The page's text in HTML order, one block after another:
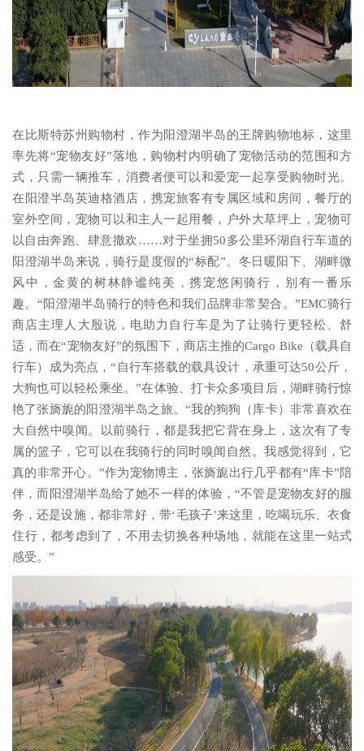
在比斯特苏州购物村，作为阳澄湖半岛的王牌购物地标，这里
率先将“宠物友好”落地，购物村内明确了宠物活动的范围和方
式，只需一辆推车，消费者便可以和爱宠一起享受购物时光。
在阳澄半岛英迪格酒店，携宠旅客有专属区域和房间，餐厅的
室外空间，宠物可以和主人一起用餐，户外大草坪上，宠物可
以自由奔跑、肆意撒欢……对于坐拥50多公里环湖自行车道的
阳澄湖半岛来说，骑行是度假的“标配”。冬日暖阳下、湖畔微
风中，金黄的树林静谧纯美，携宠悠闲骑行，别有一番乐
趣。“阳澄湖半岛骑行的特色和我们品牌非常契合。”EMC骑行
商店主理人大殷说，电助力自行车是为了让骑行更轻松、舒
适，而在“宠物友好”的氛围下，商店主推的Cargo Bike（载具自
行车）成为亮点，“自行车搭载的载具设计，承重可达50公斤，
大狗也可以轻松乘坐。”在体验、打卡众多项目后，湖畔骑行惊
艳了张旖旎的阳澄湖半岛之旅。“我的狗狗（库卡）非常喜欢在
大自然中嗅闻。以前骑行，都是我把它背在身上，这次有了专
属的篮子，它可以在我骑行的同时嗅闻自然。我感觉得到，它
真的非常开心。”作为宠物博主，张旖旎出行几乎都有“库卡”陪
伴，而阳澄湖半岛给了她不一样的体验，“不管是宠物友好的服
务，还是设施，都非常好，带‘毛孩子’来这里，吃喝玩乐、衣食
住行，都考虑到了，不用去切换各种场地，就能在这里一站式
感受。”